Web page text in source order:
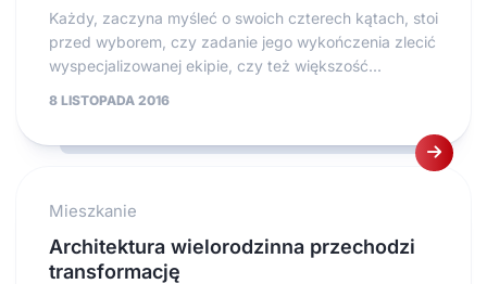
Każdy, zaczyna myśleć o swoich czterech kątach, stoi
przed wyborem, czy zadanie jego wykończenia zlecić
wyspecjalizowanej ekipie, czy też większość...
8 LISTOPADA 2016
Mieszkanie
Architektura wielorodzinna przechodzi
transformację